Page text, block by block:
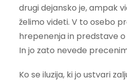
drugi dejansko je, ampak
želimo videti. V to osebo
hrepenenja in predstave
In jo zato nevede
Ko se iluzija, ki jo ustvari